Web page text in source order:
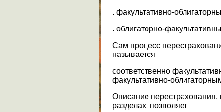
. факультативно-
. облигаторно-
Сам процесс
называется
соответственно
факультативно-
Описание
разделах, позволяет